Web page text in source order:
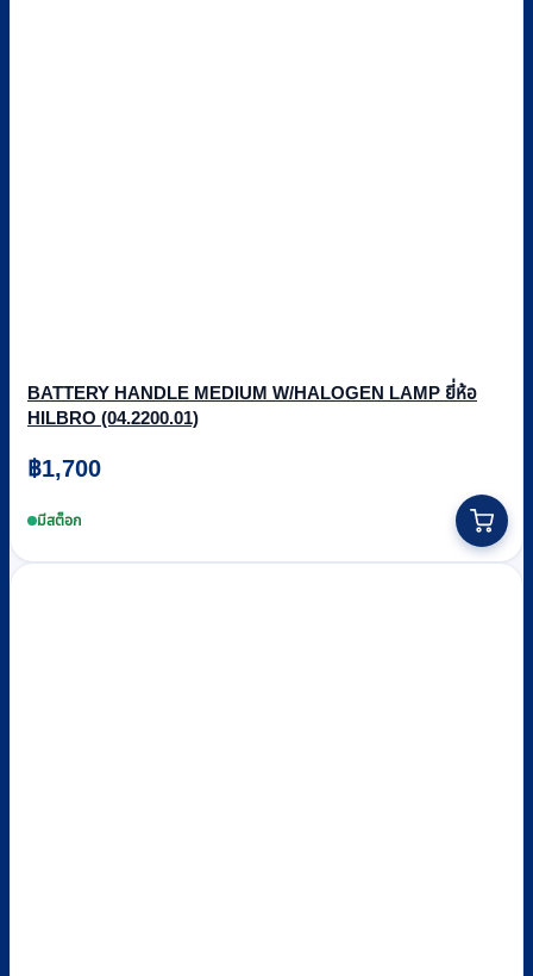
BATTERY HANDLE MEDIUM W/HALOGEN LAMP ยี่ห้อ
HILBRO (04.2200.01)
฿1,700
มีสต็อก